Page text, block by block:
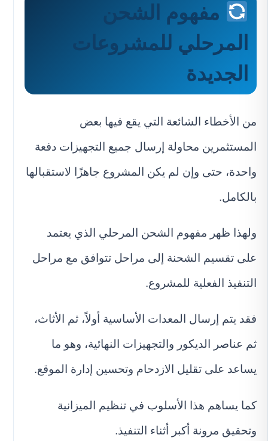
مفهوم الشحن
المرحلي للمشروعات
الجديدة
من الأخطاء الشائعة التي يقع فيها بعض
المستثمرين محاولة إرسال جميع التجهيزات دفعة
واحدة، حتى وإن لم يكن المشروع جاهزًا لاستقبالها
بالكامل.
ولهذا ظهر مفهوم الشحن المرحلي الذي يعتمد
على تقسيم الشحنة إلى مراحل تتوافق مع مراحل
التنفيذ الفعلية للمشروع.
فقد يتم إرسال المعدات الأساسية أولاً، ثم الأثاث،
ثم عناصر الديكور والتجهيزات النهائية، وهو ما
يساعد على تقليل الازدحام وتحسين إدارة الموقع.
كما يساهم هذا الأسلوب في تنظيم الميزانية
وتحقيق مرونة أكبر أثناء التنفيذ.